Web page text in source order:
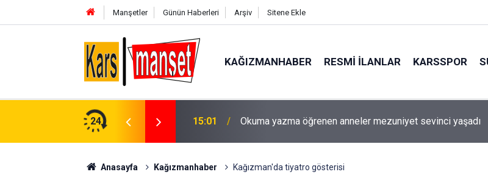
Manşetler Günün Haberleri Arşiv Sitene Ekle
KAĞIZMANHABER RESMI İLANLAR KARSSPOR
24
sevinci yaşadı 14:57 Yozgat’ta düzenlen uygulamada 325 kişi sorgulandı
Anasayfa Kağızmanhaber Kağızman'da tiyatro gösterisi